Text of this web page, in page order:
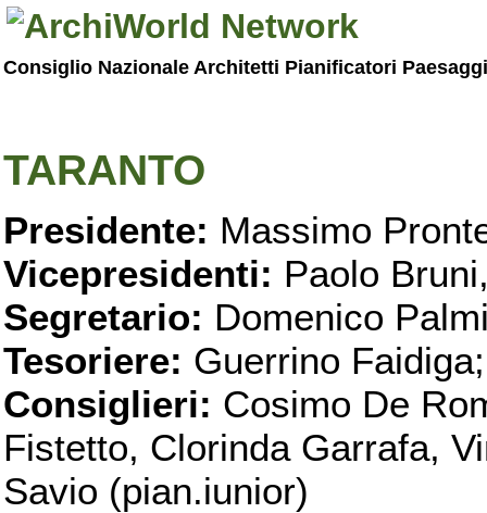
Consiglio Nazionale Architetti Pianificatori
TARANTO
Presidente: Massimo
Vicepresidenti: Paolo
Segretario: Domenico
Tesoriere: Guerrino Faidiga;
Consiglieri: Cosimo De
Fistetto, Clorinda Garrafa,
Savio (pian.iunior)